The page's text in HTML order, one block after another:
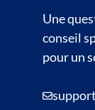
Une
conseil
pour un